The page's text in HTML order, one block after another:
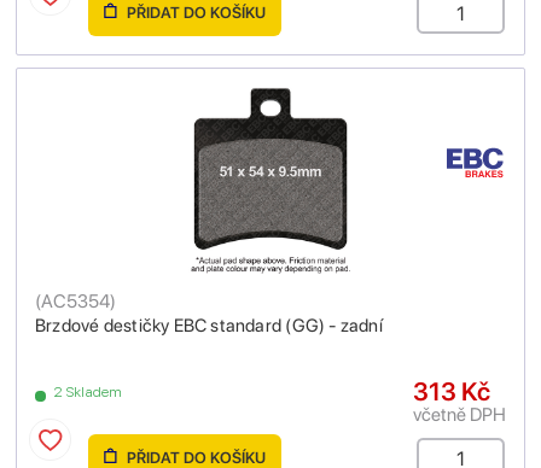
PŘIDAT DO KOŠÍKU
Brzdové destičky EBC standard (GG) - zadní
(AC5354)
2 Skladem 313 Kč
včetně DPH
PŘIDAT DO KOŠÍKU